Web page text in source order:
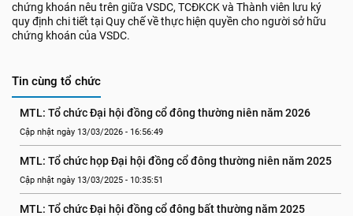
chứng khoán nêu trên giữa VSDC, TCĐKCK và Thành viên lưu ký
quy định chi tiết tại Quy chế về thực hiện quyền cho người sở hữu
chứng khoán của VSDC.
Tin cùng tổ chức
MTL: Tổ chức Đại hội đồng cổ đông thường niên năm 2026
Cập nhật ngày 13/03/2026 - 16:56:49
MTL: Tổ chức họp Đại hội đồng cổ đông thường niên năm 2025
Cập nhật ngày 13/03/2025 - 10:35:51
MTL: Tổ chức Đại hội đồng cổ đông bất thường năm 2025